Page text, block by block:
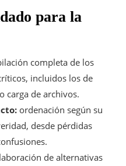
para la
completa de los
incluidos los de
carga de archivos.
ordenación según su
desde pérdidas
de alternativas